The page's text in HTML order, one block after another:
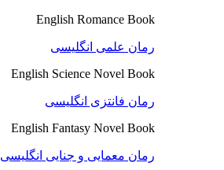
English Romance Book
رمان علمی انگلیسی
English Science Novel Book
رمان فانتزی انگلیسی
English Fantasy Novel Book
رمان معمایی و جنایی انگلیسی